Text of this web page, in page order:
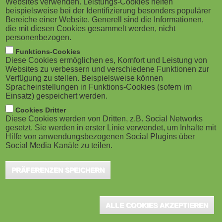
M
o
b
i
l
e
)
g
a
o
n
Mönchengladbach, Dezember 2022 - DEKRA
Media hat gemeinsam mit der DEKRA
Automobil und der MOOVE GmbH ein
Gesundheitsförderprogramm für Lkw-Fahrerinnen und
Lkw-Fahrer entwickelt. Über das Programm mit dem
Namen DEKRA Fit & Safe erhalten Fahrerinnen und
Fahrer über mehrere Wochen hinweg spannende
Filme, interessante Videocasts und hilfreiche Tipps zu
Themen wie Ernährung, Fitness und mentaler
Gesundheit.
Die DEKRA Automobil GmbH möchte Lkw-Fahrerinnen und -
der MOOVE GmbH DEKRA Fit & Safe entwickelt, ein
Websites verwenden. Leistungs-Cookies helfen
beispielsweise bei der Identifizierung besonders populärer
Bereiche einer Website. Generell sind die Informationen,
die mit diesen Cookies gesammelt werden, nicht
personenbezogen.
Funktions-Cookies
Diese Cookies ermöglichen es, Komfort und Leistung von
Websites zu verbessern und verschiedene Funktionen zur
Verfügung zu stellen. Beispielsweise können
Spracheinstellungen in Funktions-Cookies (sofern im
Einsatz) gespeichert werden.
Cookies Dritter
Diese Cookies werden von Dritten, z.B. Social Networks
gesetzt. Sie werden in erster Linie verwendet, um Inhalte mit
Hilfe von anwendungsbezogenen Social Plugins über
Social Media Kanäle zu teilen.
PRÄFERENZEN SPEICHERN
ALLE COOKIES AKZEPTIEREN